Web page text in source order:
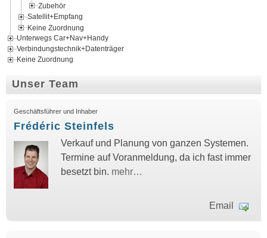
Zubehör
Satellit+Empfang
Keine Zuordnung
Unterwegs Car+Nav+Handy
Verbindungstechnik+Datenträger
Keine Zuordnung
Unser Team
Geschäftsführer und Inhaber
Frédéric Steinfels
Verkauf und Planung von ganzen Systemen.
Termine auf Voranmeldung, da ich fast immer
besetzt bin. mehr…
Email